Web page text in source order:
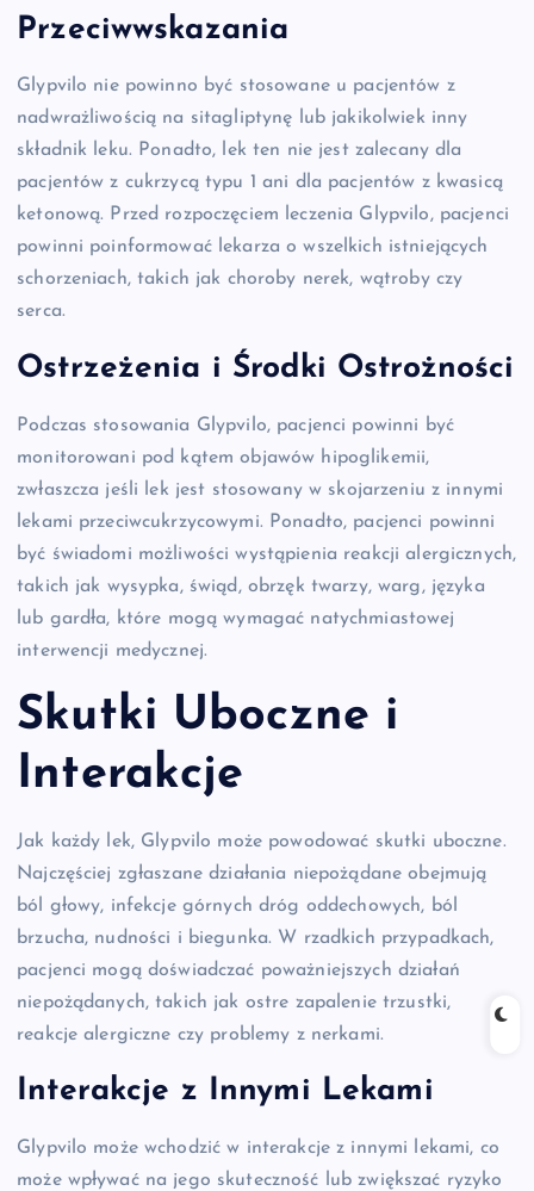
Przeciwwskazania
Glypvilo nie powinno być stosowane u pacjentów z
nadwrażliwością na sitagliptynę lub jakikolwiek inny
składnik leku. Ponadto, lek ten nie jest zalecany dla
pacjentów z cukrzycą typu 1 ani dla pacjentów z kwasicą
ketonową. Przed rozpoczęciem leczenia Glypvilo, pacjenci
powinni poinformować lekarza o wszelkich istniejących
schorzeniach, takich jak choroby nerek, wątroby czy
serca.
Ostrzeżenia i Środki Ostrożności
Podczas stosowania Glypvilo, pacjenci powinni być
monitorowani pod kątem objawów hipoglikemii,
zwłaszcza jeśli lek jest stosowany w skojarzeniu z innymi
lekami przeciwcukrzycowymi. Ponadto, pacjenci powinni
być świadomi możliwości wystąpienia reakcji alergicznych,
takich jak wysypka, świąd, obrzęk twarzy, warg, języka
lub gardła, które mogą wymagać natychmiastowej
interwencji medycznej.
Skutki Uboczne i
Interakcje
Jak każdy lek, Glypvilo może powodować skutki uboczne.
Najczęściej zgłaszane działania niepożądane obejmują
ból głowy, infekcje górnych dróg oddechowych, ból
brzucha, nudności i biegunka. W rzadkich przypadkach,
pacjenci mogą doświadczać poważniejszych działań
niepożądanych, takich jak ostre zapalenie trzustki,
reakcje alergiczne czy problemy z nerkami.
Interakcje z Innymi Lekami
Glypvilo może wchodzić w interakcje z innymi lekami, co
może wpływać na jego skuteczność lub zwiększać ryzyko